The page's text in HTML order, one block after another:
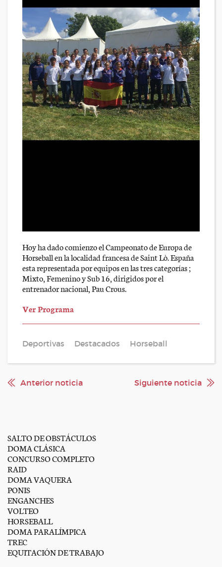
Hoy ha dado comienzo el Campeonato de Europa de
Horseball en la localidad francesa de Saint Lò. España
esta representada por equipos en las tres categorías ;
Mixto, Femenino y Sub 16, dirigidos por el
entrenador nacional, Pau Crous.
Ver Programa
Deportivas Destacados Horseball
Anterior noticia Siguiente noticia
SALTO DE OBSTÁCULOS
DOMA CLÁSICA
CONCURSO COMPLETO
RAID
DOMA VAQUERA
PONIS
ENGANCHES
VOLTEO
HORSEBALL
DOMA PARALÍMPICA
TREC
EQUITACIÓN DE TRABAJO